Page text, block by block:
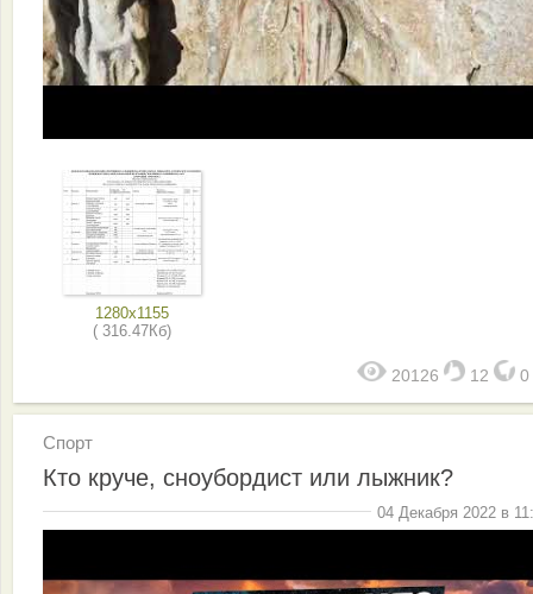
1280x1155
( 316.47Кб)
20126 12 0
Спорт
Кто круче, сноубордист или лыжник?
04 Декабря 2022 в